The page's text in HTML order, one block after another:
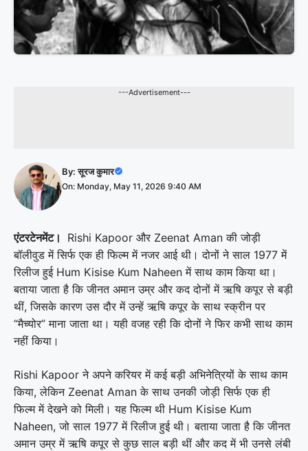
---Advertisement---
By:सूरज कुमार
On: Monday, May 11, 2026 9:40 AM
एंटरटेनमेंट। Rishi Kapoor और Zeenat Aman की जोड़ी
बॉलीवुड में सिर्फ एक ही फिल्म में नजर आई थी। दोनों ने साल 1977 में
रिलीज हुई Hum Kisise Kum Naheen में साथ काम किया था।
बताया जाता है कि जीनत अमान उम्र और कद दोनों में ऋषि कपूर से बड़ी
थीं, जिसके कारण उस दौर में उन्हें ऋषि कपूर के साथ स्क्रीन पर
“मैच्योर” माना जाता था। यही वजह रही कि दोनों ने फिर कभी साथ काम
नहीं किया।
Rishi Kapoor ने अपने करियर में कई बड़ी अभिनेत्रियों के साथ काम
किया, लेकिन Zeenat Aman के साथ उनकी जोड़ी सिर्फ एक ही
फिल्म में देखने को मिली। यह फिल्म थी Hum Kisise Kum
Naheen, जो साल 1977 में रिलीज हुई थी। बताया जाता है कि जीनत
अमान उम्र में ऋषि कपूर से कुछ साल बड़ी थीं और कद में भी उनसे लंबी